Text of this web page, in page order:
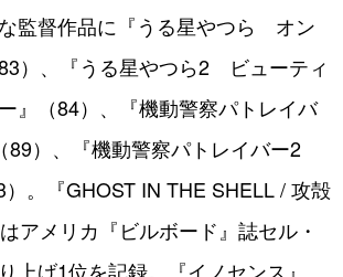
監督作品に『うる星やつら オン
）、『うる星やつら2 ビューティ
』（84）、『機動警察パトレイバ
89）、『機動警察パトレイバー2
。『GHOST IN THE SHELL / 攻殻
アメリカ『ビルボード』誌セル・
上げ1位を記録。『イノセンス』